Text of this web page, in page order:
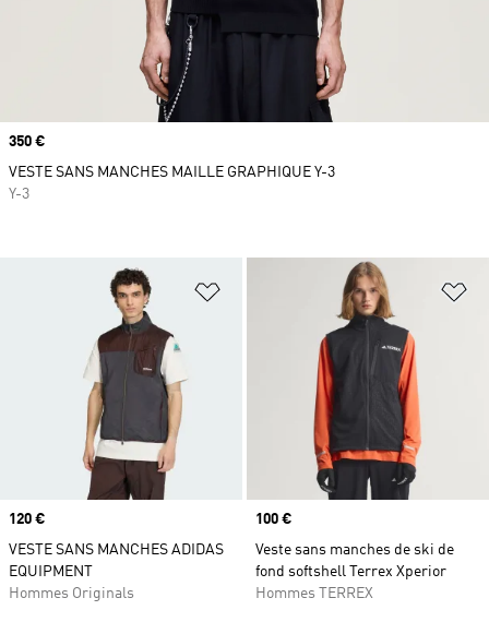
Ajouter à la Liste de produits
Prix
120 €
VESTE SANS MANCHES ADIDAS
EQUIPMENT
Hommes Originals
Prix
100 €
Veste sans manches de ski de
fond softshell Terrex Xperior
Hommes TERREX
Prix
350 €
VESTE SANS MANCHES MAILLE GRAPHIQUE Y-3
Y-3